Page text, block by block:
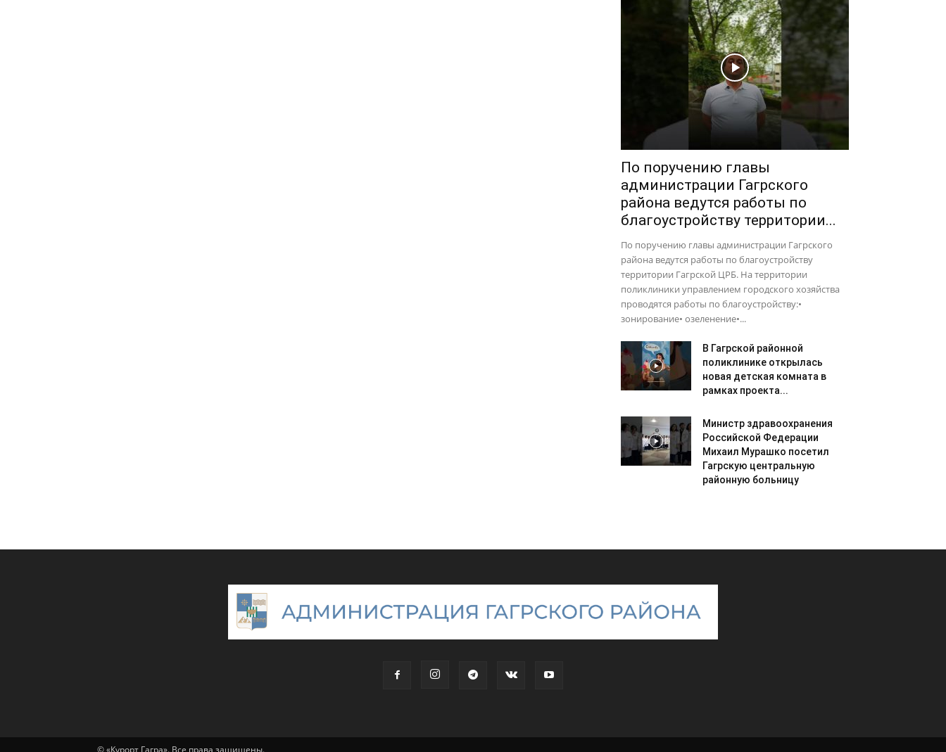
По поручению главы
администрации Гагрского
района ведутся работы по
благоустройству территории...
По поручению главы администрации Гагрского
района ведутся работы по благоустройству
территории Гагрской ЦРБ. На территории
поликлиники управлением городского хозяйства
проводятся работы по благоустройству:•
зонирование• озеленение•...
В Гагрской районной
поликлинике открылась
новая детская комната в
рамках проекта...
Министр здравоохранения
Российской Федерации
Михаил Мурашко посетил
Гагрскую центральную
районную больницу